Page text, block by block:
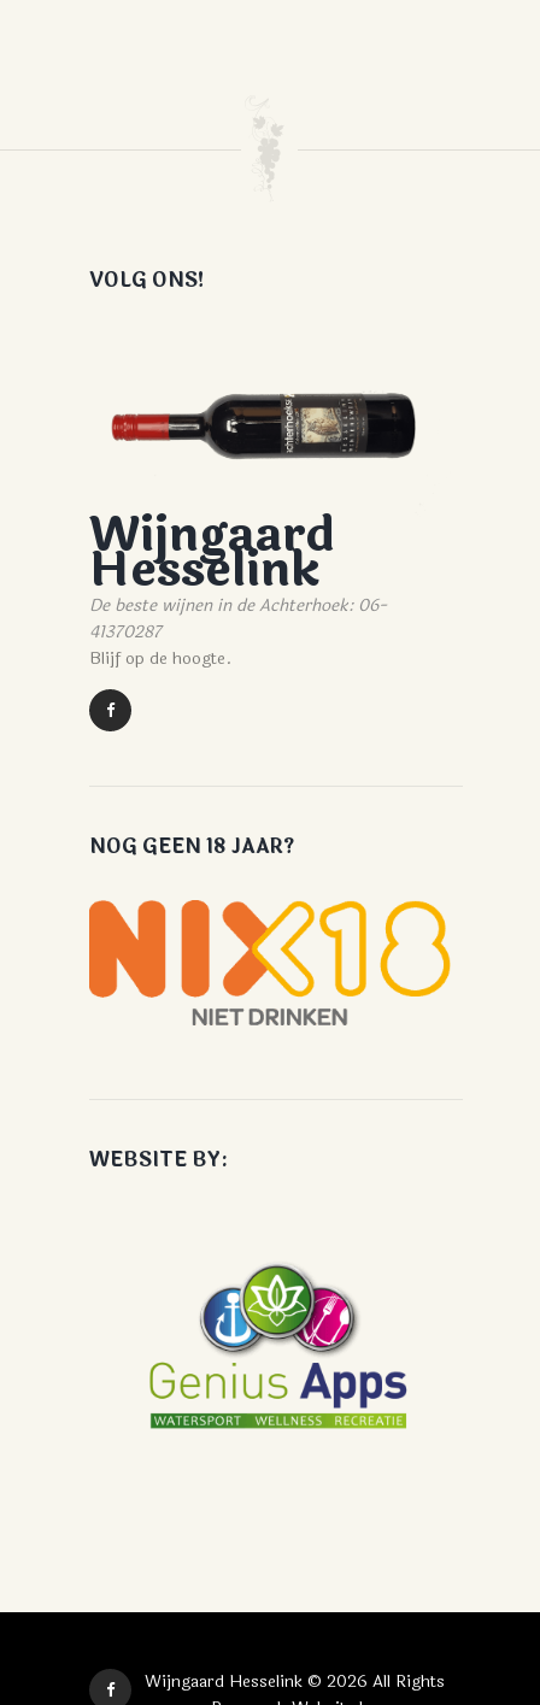
VOLG ONS!
Wijngaard
Hesselink
De beste wijnen in de Achterhoek: 06-
41370287
Blijf op de hoogte.
NOG GEEN 18 JAAR?
WEBSITE BY:
Wijngaard Hesselink © 2026 All Rights